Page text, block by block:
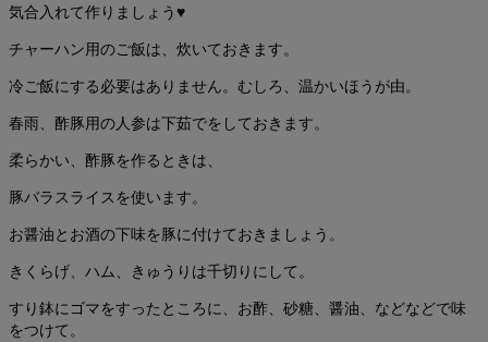
気合入れて作りましょう♥
チャーハン用のご飯は、炊いておきます。
冷ご飯にする必要はありません。むしろ、温かいほうが由。
春雨、酢豚用の人参は下茹でをしておきます。
柔らかい、酢豚を作るときは、
豚バラスライスを使います。
お醤油とお酒の下味を豚に付けておきましょう。
きくらげ、ハム、きゅうりは千切りにして。
すり鉢にゴマをすったところに、お酢、砂糖、醤油、などなどで味
をつけて。